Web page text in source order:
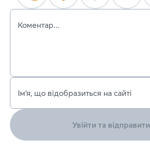
Коментар...
Ім’я, що відобразиться на сайті
Увійти та відправити